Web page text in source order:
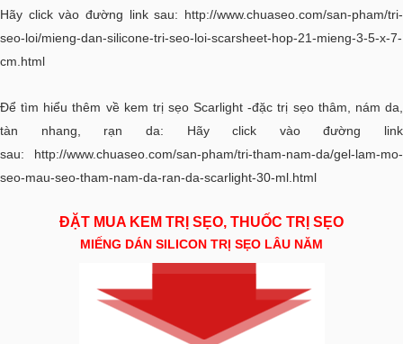
Hãy click vào đường link sau: http://www.chuaseo.com/san-pham/tri-
seo-loi/mieng-dan-silicone-tri-seo-loi-scarsheet-hop-21-mieng-3-5-x-7-
cm.html
Để tìm hiểu thêm về kem trị sẹo Scarlight -đặc trị sẹo thâm, nám da,
tàn nhang, rạn da: Hãy click vào đường link
sau:
http://www.chuaseo.com/san-pham/tri-tham-nam-da/gel-lam-mo-
seo-mau-seo-tham-nam-da-ran-da-scarlight-30-ml.html
ĐẶT MUA KEM TRỊ SẸO, THUỐC TRỊ SẸO
MIẾNG DÁN SILICON TRỊ SẸO LÂU NĂM